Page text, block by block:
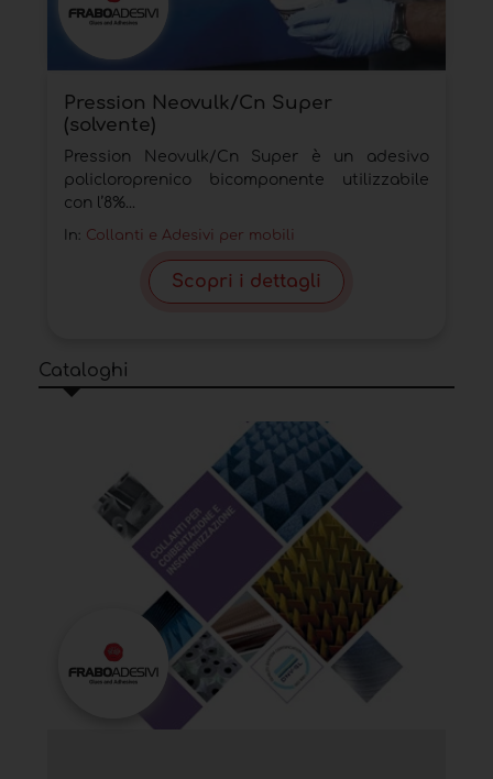
Pression Neovulk/Cn Super
(solvente)
Pression Neovulk/Cn Super è un adesivo
policloroprenico bicomponente utilizzabile
con l’8%...
In: Collanti e Adesivi per mobili
Scopri i dettagli
Cataloghi